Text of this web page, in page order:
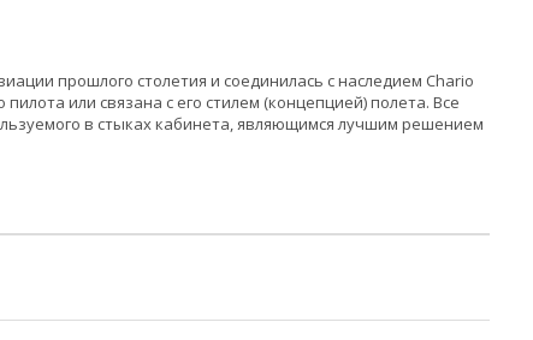
прошлого столетия и соединилась с наследием Chario
или связана с его стилем (концепцией) полета. Все
в стыках кабинета, являющимся лучшим решением